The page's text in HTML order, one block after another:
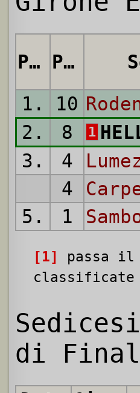
Pos. Punti
1.
10
2.
8 1
3.
4
4
5.
1
[1]
passa il
classificate
di